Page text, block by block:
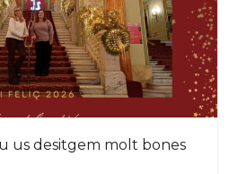
us desitgem molt bones